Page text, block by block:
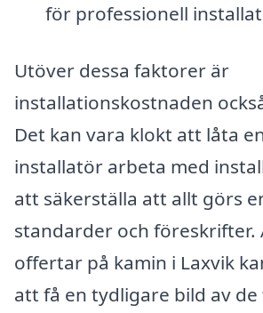
för professionell
Utöver dessa faktorer är
installationskostnaden
Det kan vara klokt att låta
installatör arbeta med
att säkerställa att allt görs
standarder och föreskrifter.
offertar på kamin i Laxvik
att få en tydligare bild av